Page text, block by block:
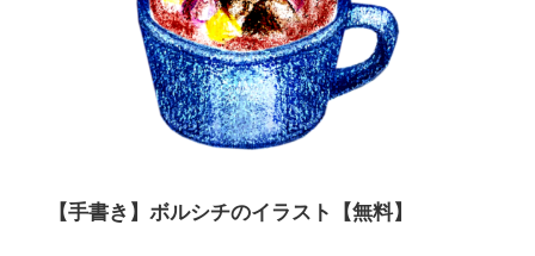
【手書き】ボルシチのイラスト【無料】